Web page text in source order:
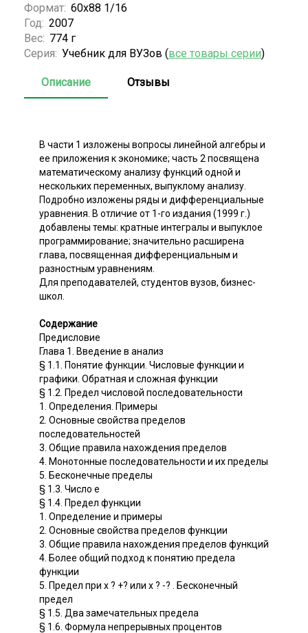
Формат: 60х88 1/16
Год: 2007
Вес: 774 г
Серия: Учебник для ВУЗов (все товары серии)
Описание Отзывы
В части 1 изложены вопросы линейной алгебры и
ее приложения к экономике; часть 2 посвящена
математическому анализу функций одной и
нескольких переменных, выпуклому анализу.
Подробно изложены ряды и дифференциальные
уравнения. В отличие от 1-го издания (1999 г.)
добавлены темы: кратные интегралы и выпуклое
программирование; значительно расширена
глава, посвященная дифференциальным и
разностным уравнениям.
Для преподавателей, студентов вузов, бизнес-
школ.
Содержание
Предисловие
Глава 1. Введение в анализ
§ 1.1. Понятие функции. Числовые функции и
графики. Обратная и сложная функции
§ 1.2. Предел числовой последовательности
1. Определения. Примеры
2. Основные свойства пределов
последовательностей
3. Общие правила нахождения пределов
4. Монотонные последовательности и их пределы
5. Бесконечные пределы
§ 1.3. Число е
§ 1.4. Предел функции
1. Определение и примеры
2. Основные свойства пределов функции
3. Общие правила нахождения пределов функций
4. Более общий подход к понятию предела
функции
5. Предел при х ? +? или х ? -? . Бесконечный
предел
§ 1.5. Два замечательных предела
§ 1.6. Формула непрерывных процентов